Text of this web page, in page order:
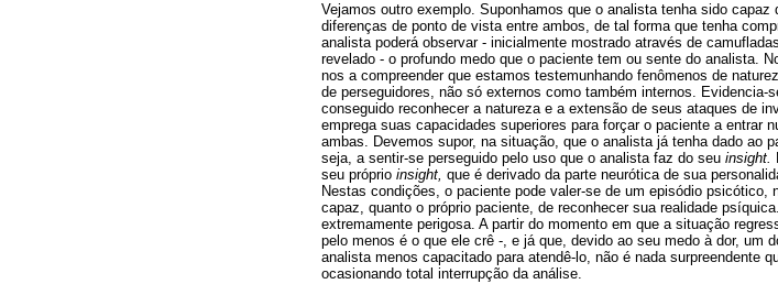
Vejamos outro exemplo. Suponhamos que o analista tenha sido
diferenças de ponto de vista entre ambos, de tal forma que tenha
analista poderá observar - inicialmente mostrado através de
revelado - o profundo medo que o paciente tem ou sente do analista.
nos a compreender que estamos testemunhando fenômenos de
de perseguidores, não só externos como também internos.
conseguido reconhecer a natureza e a extensão de seus ataques de
emprega suas capacidades superiores para forçar o paciente a entrar
ambas. Devemos supor, na situação, que o analista já tenha dado ao
seja, a sentir-se perseguido pelo uso que o analista faz do seu insight.
seu próprio insight, que é derivado da parte neurótica de sua
Nestas condições, o paciente pode valer-se de um episódio
capaz, quanto o próprio paciente, de reconhecer sua realidade
extremamente perigosa. A partir do momento em que a situação
pelo menos é o que ele crê -, e já que, devido ao seu medo à dor, um
analista menos capacitado para atendê-lo, não é nada surpreendente
ocasionando total interrupção da análise.